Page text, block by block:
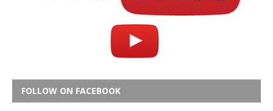
FOLLOW ON FACEBOOK